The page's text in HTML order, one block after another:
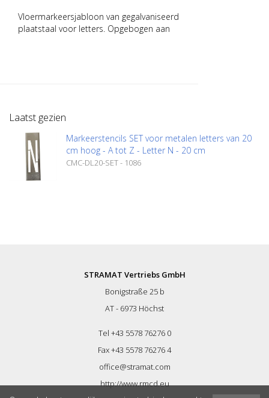
Vloermarkeersjabloon van gegalvaniseerd
plaatstaal voor letters. Opgebogen aan
Laatst gezien
Markeerstencils SET voor metalen letters van 20
cm hoog - A tot Z - Letter N - 20 cm
CMC-DL20-SET - 1086
STRAMAT Vertriebs GmbH
Bonigstraße 25 b
AT - 6973 Höchst
Tel +43 5578 76276 0
Fax +43 5578 76276 4
office@stramat.com
http://www.rmcd.eu